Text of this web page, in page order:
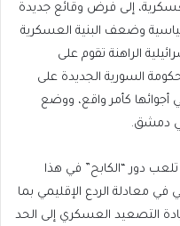
إلى فرض وقائع جديدة
وضعف البنية العسكرية
الراهنة تقوم على
السورية الجديدة على
أجوائها كأمر واقع، ووضع
دمشق.
دور “الكابح” في هذا
في معادلة الردع الإقليمي بما
التصعيد العسكري إلى الحد